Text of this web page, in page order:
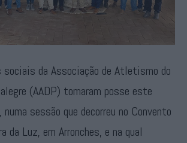
sociais da Associação de Atletismo do
(AADP) tomaram posse este
sessão que decorreu no Convento
da Luz, em Arronches, e na qual